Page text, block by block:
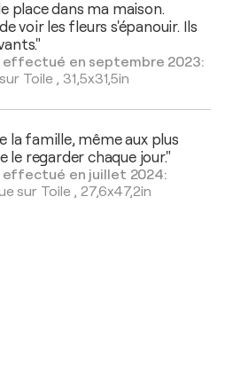
place dans ma maison.
voir les fleurs s'épanouir. Ils
effectué en septembre 2023:
Toile, 31,5x31,5in
la famille, même aux plus
le regarder chaque jour."
effectué en juillet 2024:
sur Toile,27,6x47,2in